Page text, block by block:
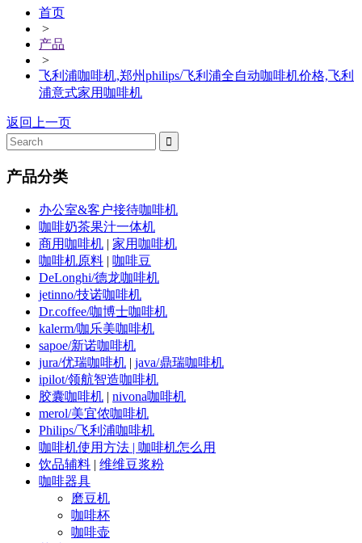
首页
>
产品
>
飞利浦咖啡机,郑州philips/飞利浦全自动咖啡机价格,飞利
浦意式家用咖啡机
返回上一页
产品分类
办公室&客户接待咖啡机
咖啡奶茶果汁一体机
商用咖啡机 | 家用咖啡机
咖啡机原料 | 咖啡豆
DeLonghi/德龙咖啡机
jetinno/技诺咖啡机
Dr.coffee/咖博士咖啡机
kalerm/咖乐美咖啡机
sapoe/新诺咖啡机
jura/优瑞咖啡机 | java/鼎瑞咖啡机
ipilot/领航智造咖啡机
胶囊咖啡机 | nivona咖啡机
merol/美宜侬咖啡机
Philips/飞利浦咖啡机
咖啡机使用方法 | 咖啡机怎么用
饮品辅料 | 维维豆浆粉
咖啡器具
磨豆机
咖啡杯
咖啡壶